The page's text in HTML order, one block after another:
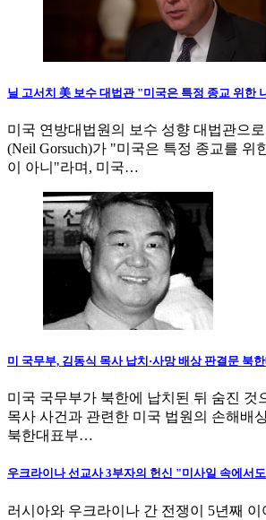
닐 고서치 美 보수 대법관 "미국은 특정 종교 위한
미국 연방대법원의 보수 성향 대법관으
(Neil Gorsuch)가 "미국은 특정 종교를 위
이 아니"라며, 미국…
미 국무부, 김동식 목사 납치·사망 배상 판결문 북
미국 국무부가 북한에 납치된 뒤 숨진 것
목사 사건과 관련한 미국 법원의 손해배
북한대표부…
우크라이나 선교사 3부자의 헌신 "미사일 속에서
러시아와 우크라이나 간 전쟁이 5년째